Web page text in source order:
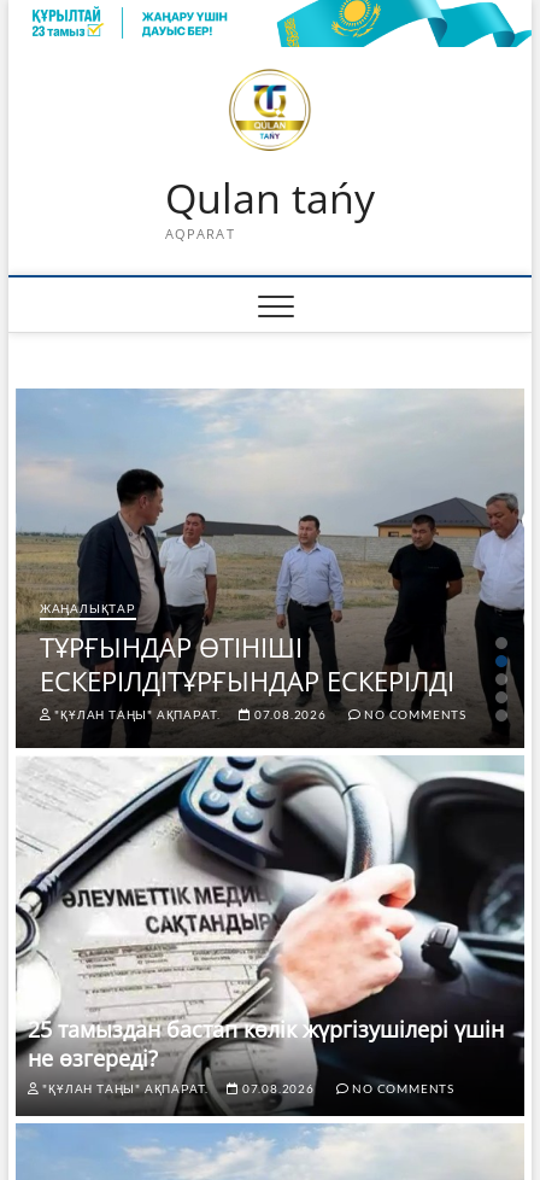
Skip
Qulan tańy
AQPARAT
ЖАҢАЛЫҚТАР
ТҰРҒЫНДАР ӨТІНІШІ
ЕСКЕРІЛДІТҰРҒЫНДАР ЕСКЕРІЛДІ
"ҚҰЛАН ТАҢЫ" АҚПАРАТ. 07.08.2026 NO COMMENTS
25 тамыздан бастап көлік жүргізушілері үшін
не өзгереді?
"ҚҰЛАН ТАҢЫ" АҚПАРАТ. 07.08.2026 NO COMMENTS